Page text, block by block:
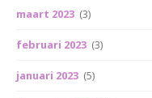
maart 2023 (3)
februari 2023 (3)
januari 2023 (5)